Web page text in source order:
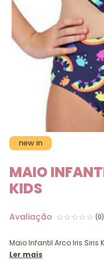
new in
MAIO
KIDS
(0)
Maio Infantil Arco Iris Siris
Ler mais